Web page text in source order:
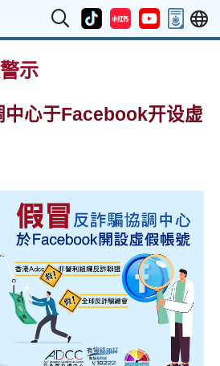
示
中心于Facebook开设虚